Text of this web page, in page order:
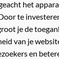
het
te
je de
van je
en